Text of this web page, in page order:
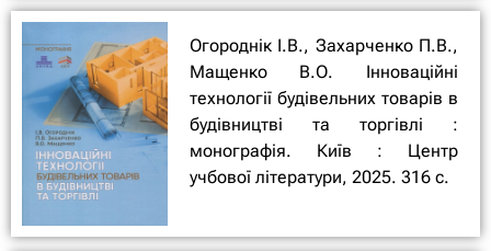
Огороднік І.В., Захарченко П.В.,
Мащенко В.О. Інноваційні
технології будівельних товарів в
будівництві та торгівлі :
монографія. Київ : Центр
учбової літератури, 2025. 316 с.